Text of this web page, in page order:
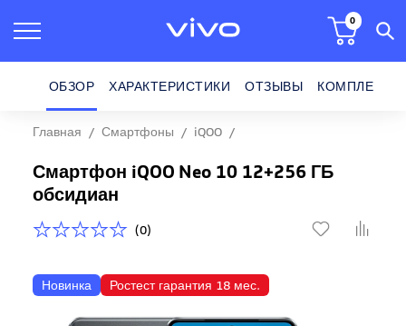
0
Главная Смартфоны
iQOO
Смартфон iQOO Neo 10 12+256 ГБ
обсидиан
(0)
Новинка Ростест гарантия 18 мес.
ОБЗОР ХАРАКТЕРИСТИКИ ОТЗЫВЫ КОМПЛЕКТ